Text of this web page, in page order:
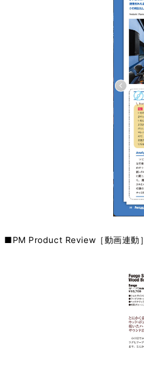
■PM Product Review［動画連動］